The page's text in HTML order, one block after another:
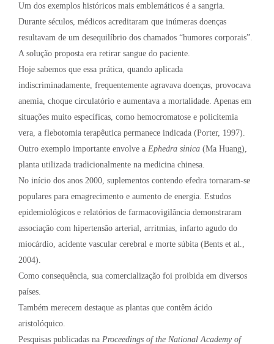
Um dos exemplos históricos mais emblemáticos é a sangria.
Durante séculos, médicos acreditaram que inúmeras doenças
resultavam de um desequilíbrio dos chamados “humores corporais”.
A solução proposta era retirar sangue do paciente.
Hoje sabemos que essa prática, quando aplicada
indiscriminadamente, frequentemente agravava doenças, provocava
anemia, choque circulatório e aumentava a mortalidade. Apenas em
situações muito específicas, como hemocromatose e policitemia
vera, a flebotomia terapêutica permanece indicada (Porter, 1997).
Outro exemplo importante envolve a Ephedra sinica (Ma Huang),
planta utilizada tradicionalmente na medicina chinesa.
No início dos anos 2000, suplementos contendo efedra tornaram-se
populares para emagrecimento e aumento de energia. Estudos
epidemiológicos e relatórios de farmacovigilância demonstraram
associação com hipertensão arterial, arritmias, infarto agudo do
miocárdio, acidente vascular cerebral e morte súbita (Bents et al.,
2004).
Como consequência, sua comercialização foi proibida em diversos
países.
Também merecem destaque as plantas que contêm ácido
aristolóquico.
Pesquisas publicadas na Proceedings of the National Academy of